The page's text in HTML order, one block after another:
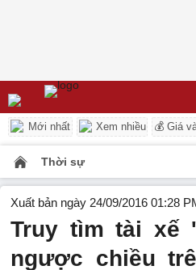
Mới nhất Xem nhiều 💰 Giá
Thời sự
Xuất bản ngày 24/09/2016 01:28
Truy tìm tài xế
ngược chiều